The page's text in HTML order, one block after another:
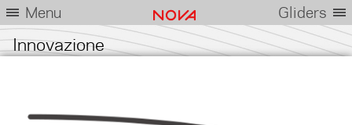
Menu Gliders
Innovazione